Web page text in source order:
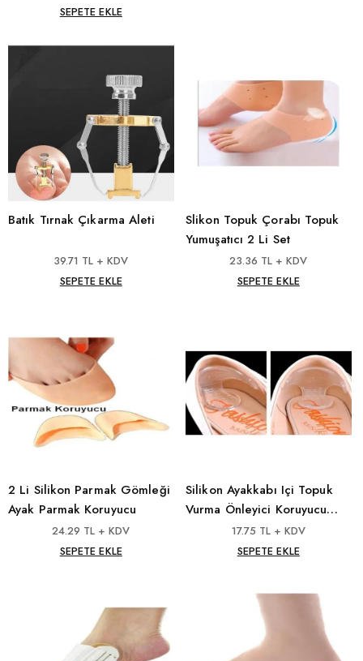
SEPETE EKLE
Batık Tırnak Çıkarma Aleti
39.71 TL + KDV
SEPETE EKLE
Slikon Topuk Çorabı Topuk
Yumuşatıcı 2 Li Set
23.36 TL + KDV
SEPETE EKLE
2 Li Silikon Parmak Gömleği
Ayak Parmak Koruyucu
24.29 TL + KDV
SEPETE EKLE
Silikon Ayakkabı Içi Topuk
Vurma Önleyici Koruyucu
Aparat 1 Çift17.75 TL + KDV
SEPETE EKLE